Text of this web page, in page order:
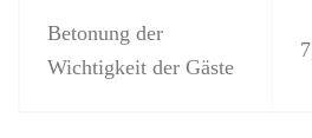
Betonung der
Wichtigkeit der Gäste